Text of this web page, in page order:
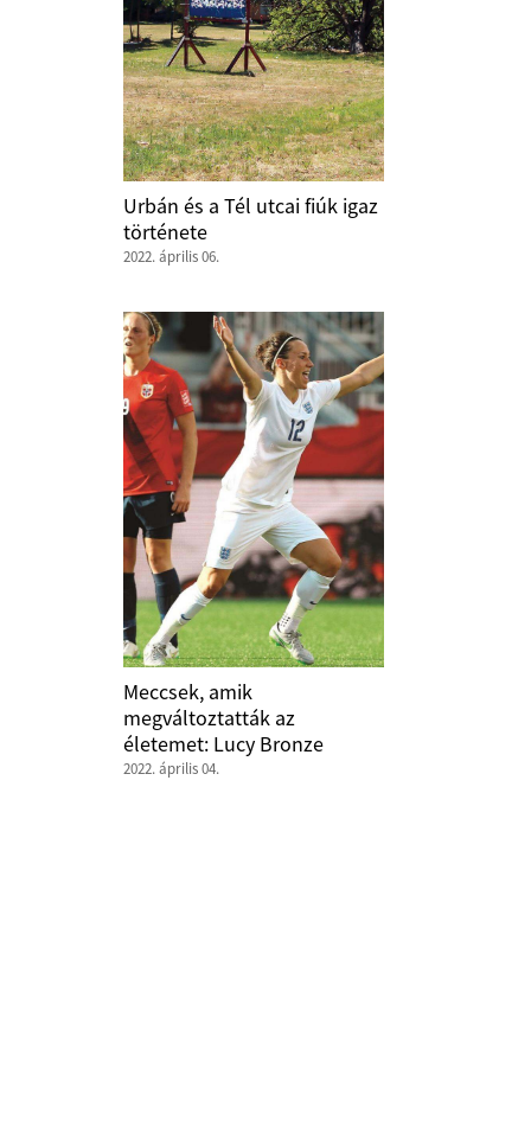
Urbán és a Tél utcai fiúk igaz
története
2022. április 06.
Meccsek, amik
megváltoztatták az
életemet: Lucy Bronze
2022. április 04.